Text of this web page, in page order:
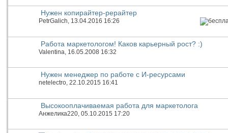
Нужен копирайтер-рерайтер
PetrGalich, 13.04.2016 16:26
Работа маркетологом! Каков карьерный рост? :)
Valentina , 16.05.2008 16:32
Нужен менеджер по работе с И-ресурсами
netelectro, 22.10.2015 16:41
Высокооплачиваемая работа для маркетолога
Анжелика220 , 05.10.2015 17:20